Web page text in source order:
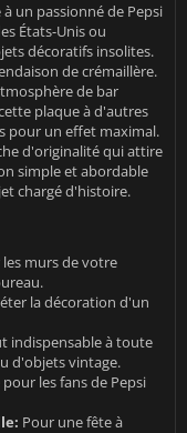
un passionné de Pepsi
États-Unis ou
décoratifs insolites.
de crémaillère.
de bar
plaque à d'autres
pour un effet maximal.
d'originalité qui attire
simple et abordable
chargé d'histoire.
murs de votre
la décoration d'un
indispensable à toute
d'objets vintage.
les fans de Pepsi
Pour une fête à